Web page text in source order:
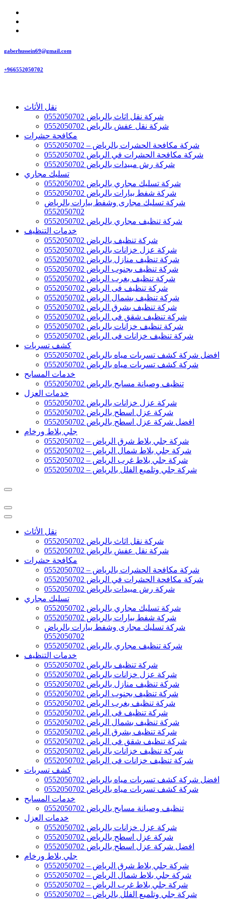
gaberhussein69@gmail.com
+966552050702
نقل الأثاث
شركة نقل اثاث بالرياض 0552050702
شركة نقل عفش بالرياض 0552050702
مكافحة حشرات
شركة مكافحة الحشرات بالرياض – 0552050702
شركة مكافحة الحشرات في الرياض 0552050702
شركة رش مبيدات بالرياض 0552050702
تسليك مجاري
شركة تسليك مجاري بالرياض 0552050702
شركة شفط بيارات بالرياض 0552050702
شركة تسليك مجارى وشفط بيارات بالرياض
0552050702
شركة تنظيف مجاري بالرياض 0552050702
خدمات التنظيف
شركة تنظيف بالرياض 0552050702
شركة عزل خزانات بالرياض 0552050702
شركة تنظيف منازل بالرياض 0552050702
شركة تنظيف بجنوب الرياض 0552050702
شركة تنظيف بغرب الرياض 0552050702
شركة تنظيف فى الرياض 0552050702
شركة تنظيف بشمال الرياض 0552050702
شركة تنظيف بشرق الرياض 0552050702
شركة تنظيف شقق فى الرياض 0552050702
شركة تنظيف خزانات بالرياض 0552050702
شركة تنظيف خزانات فى الرياض 0552050702
كشف تسربات
افضل شركة كشف تسربات مياه بالرياض 0552050702
شركة كشف تسربات مياه بالرياض 0552050702
خدمات المسابح
تنظيف وصيانة مسابح بالرياض 0552050702
خدمات العزل
شركة عزل خزانات بالرياض 0552050702
شركة عزل اسطح بالرياض 0552050702
افضل شركة عزل اسطح بالرياض 0552050702
جلي بلاط ورخام
شركة جلي بلاط شرق الرياض – 0552050702
شركة جلي بلاط شمال الرياض – 0552050702
شركة جلي بلاط غرب الرياض – 0552050702
شركة جلي وتلميع الفلل بالرياض – 0552050702
نقل الأثاث
شركة نقل اثاث بالرياض 0552050702
شركة نقل عفش بالرياض 0552050702
مكافحة حشرات
شركة مكافحة الحشرات بالرياض – 0552050702
شركة مكافحة الحشرات في الرياض 0552050702
شركة رش مبيدات بالرياض 0552050702
تسليك مجاري
شركة تسليك مجاري بالرياض 0552050702
شركة شفط بيارات بالرياض 0552050702
شركة تسليك مجارى وشفط بيارات بالرياض
0552050702
شركة تنظيف مجاري بالرياض 0552050702
خدمات التنظيف
شركة تنظيف بالرياض 0552050702
شركة عزل خزانات بالرياض 0552050702
شركة تنظيف منازل بالرياض 0552050702
شركة تنظيف بجنوب الرياض 0552050702
شركة تنظيف بغرب الرياض 0552050702
شركة تنظيف فى الرياض 0552050702
شركة تنظيف بشمال الرياض 0552050702
شركة تنظيف بشرق الرياض 0552050702
شركة تنظيف شقق فى الرياض 0552050702
شركة تنظيف خزانات بالرياض 0552050702
شركة تنظيف خزانات فى الرياض 0552050702
كشف تسربات
افضل شركة كشف تسربات مياه بالرياض 0552050702
شركة كشف تسربات مياه بالرياض 0552050702
خدمات المسابح
تنظيف وصيانة مسابح بالرياض 0552050702
خدمات العزل
شركة عزل خزانات بالرياض 0552050702
شركة عزل اسطح بالرياض 0552050702
افضل شركة عزل اسطح بالرياض 0552050702
جلي بلاط ورخام
شركة جلي بلاط شرق الرياض – 0552050702
شركة جلي بلاط شمال الرياض – 0552050702
شركة جلي بلاط غرب الرياض – 0552050702
شركة جلي وتلميع الفلل بالرياض – 0552050702